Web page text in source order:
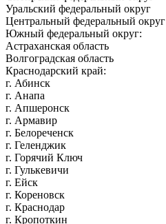
Уральский федеральный округ
Центральный федеральный округ
Южный федеральный округ:
Астраханская область
Волгоградская область
Краснодарский край:
г. Абинск
г. Анапа
г. Апшеронск
г. Армавир
г. Белореченск
г. Геленджик
г. Горячий Ключ
г. Гулькевичи
г. Ейск
г. Кореновск
г. Краснодар
г. Кропоткин